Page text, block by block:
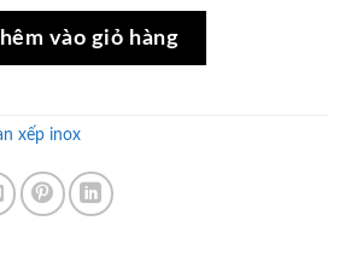
vào giỏ hàng
xếp inox